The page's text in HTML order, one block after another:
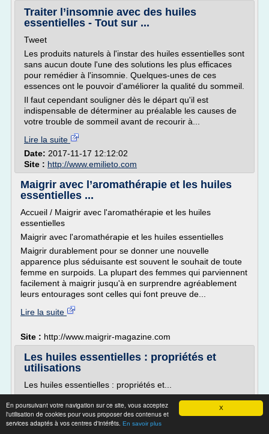
X
En poursuivant votre navigation sur ce site, vous acceptez
l'utilisation de cookies pour vous proposer des contenus et
services adaptés à vos centres d'intérêts. En savoir plus
Traiter l’insomnie avec des huiles
essentielles - Tout sur ...
Tweet
Les produits naturels à l'instar des huiles essentielles sont
sans aucun doute l'une des solutions les plus efficaces
pour remédier à l'insomnie. Quelques-unes de ces
essences ont le pouvoir d'améliorer la qualité du sommeil.
Il faut cependant souligner dès le départ qu'il est
indispensable de déterminer au préalable les causes de
votre trouble de sommeil avant de recourir à...
Lire la suite
Date: 2017-11-17 12:12:02
Site : http://www.emilieto.com
Maigrir avec l’aromathérapie et les huiles
essentielles ...
Accueil / Maigrir avec l'aromathérapie et les huiles
essentielles
Maigrir avec l'aromathérapie et les huiles essentielles
Maigrir durablement pour se donner une nouvelle
apparence plus séduisante est souvent le souhait de toute
femme en surpoids. La plupart des femmes qui parviennent
facilement à maigrir jusqu'à en surprendre agréablement
leurs entourages sont celles qui font preuve de...
Lire la suite
Site : http://www.maigrir-magazine.com
Les huiles essentielles : propriétés et
utilisations
Les huiles essentielles : propriétés et...
Les huiles essentielles : propriétés et utilisations
Le 20 novembre 2016 par Clémentine Desfemmes
|